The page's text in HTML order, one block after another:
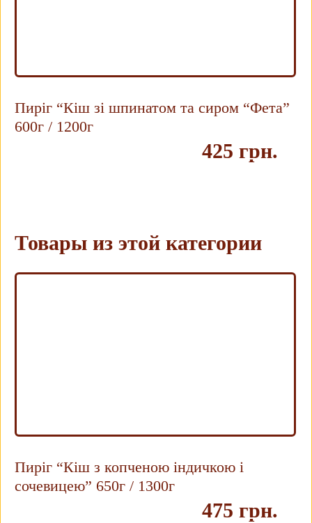
Пиріг “Кіш зі шпинатом та сиром “Фета”
600г / 1200г
425 грн.
Товары из этой категории
Пиріг “Кіш з копченою індичкою і
сочевицею” 650г / 1300г
475 грн.